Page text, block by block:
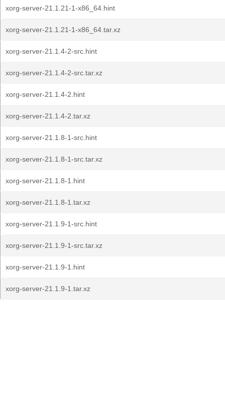
xorg-server-21.1.21-1-x86_64.hint
xorg-server-21.1.21-1-x86_64.tar.xz
xorg-server-21.1.4-2-src.hint
xorg-server-21.1.4-2-src.tar.xz
xorg-server-21.1.4-2.hint
xorg-server-21.1.4-2.tar.xz
xorg-server-21.1.8-1-src.hint
xorg-server-21.1.8-1-src.tar.xz
xorg-server-21.1.8-1.hint
xorg-server-21.1.8-1.tar.xz
xorg-server-21.1.9-1-src.hint
xorg-server-21.1.9-1-src.tar.xz
xorg-server-21.1.9-1.hint
xorg-server-21.1.9-1.tar.xz